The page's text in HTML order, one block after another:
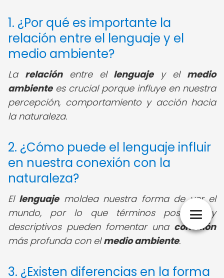
1. ¿Por qué es importante la
relación entre el lenguaje y el
medio ambiente?
La relaciónentre el lenguajey el medio
ambientees crucial porque influye en nuestra
percepción, comportamiento y acción hacia
la naturaleza.
2. ¿Cómo puede el lenguaje influir
en nuestra conexión con la
naturaleza?
El lenguajemoldea nuestra forma de ver el
mundo, por lo que términos positivos y
descriptivos pueden fomentar una conexión
más profunda con elmedio ambiente.
3. ¿Existen diferencias en la forma